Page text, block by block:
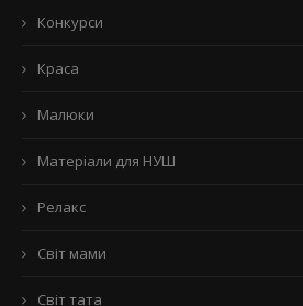
Конкурси
Краса
Малюки
Матеріали для НУШ
Релакс
Світ мами
Світ тата